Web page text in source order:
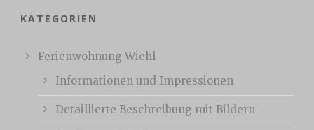
KATEGORIEN
Ferienwohnung Wiehl
Informationen und Impressionen
Detaillierte Beschreibung mit Bildern